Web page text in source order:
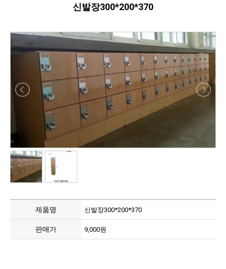
신발장300*200*370
제품명 신발장300*200*370
판매가 9,000원